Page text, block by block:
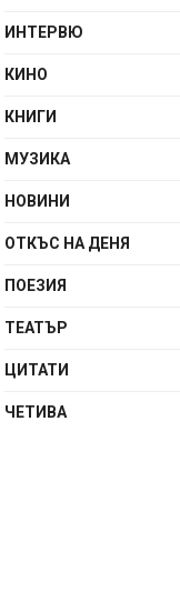
ИНТЕРВЮ
КИНО
КНИГИ
МУЗИКА
НОВИНИ
ОТКЪС НА ДЕНЯ
ПОЕЗИЯ
ТЕАТЪР
ЦИТАТИ
ЧЕТИВА